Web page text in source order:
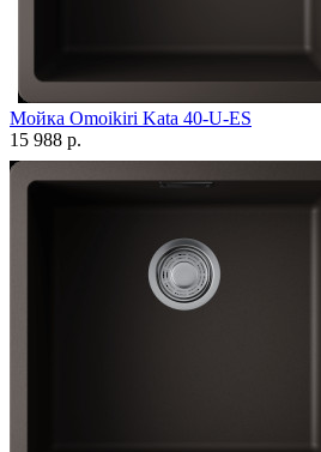
Мойка Omoikiri Kata 40-U-ES
15 988 р.